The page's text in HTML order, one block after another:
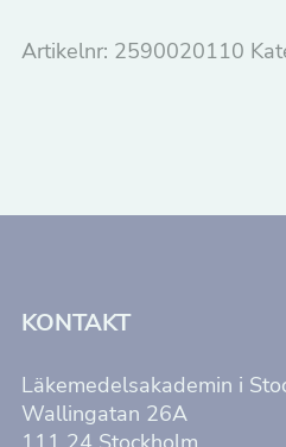
jan
Artikelnr: 2590020110
KONTAKT
Läkemedelsakademin i
Wallingatan 26A